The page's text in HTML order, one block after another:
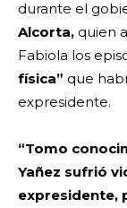
durante el
Alcorta, quien
Fabiola los
física” que
expresidente.
“Tomo
Yañez sufrió
expresidente,